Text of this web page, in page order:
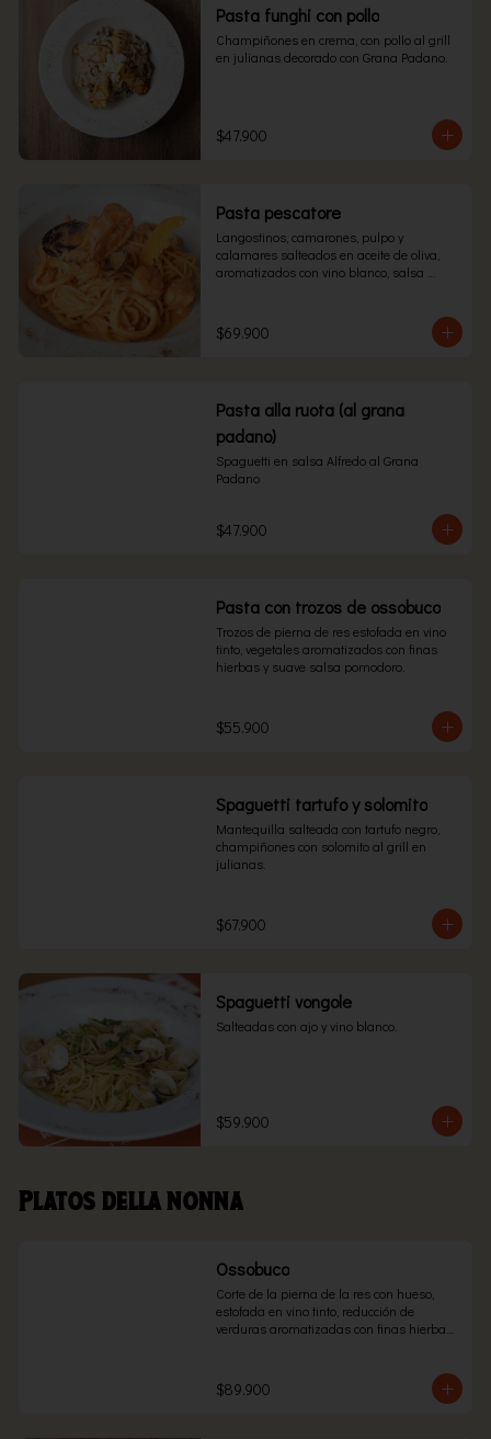
Pasta funghi con pollo
Champiñones en crema, con pollo al grill
en julianas decorado con Grana Padano.
$47.900
Pasta pescatore
Langostinos, camarones, pulpo y
calamares salteados en aceite de oliva,
aromatizados con vino blanco, salsa
$69.900
Pasta alla ruota (al grana
padano)
Spaguetti en salsa Alfredo al Grana
Padano
$47.900
Pasta con trozos de ossobuco
Trozos de pierna de res estofada en vino
tinto, vegetales aromatizados con finas
hierbas y suave salsa pomodoro.
$55.900
Spaguetti tartufo y solomito
Mantequilla salteada con tartufo negro,
champiñones con solomito al grill en
julianas.
$67.900
Spaguetti vongole
Salteadas con ajo y vino blanco.
$59.900
Platos della nonna
Ossobuco
Corte de la pierna de la res con hueso,
estofada en vino tinto, reducción de
verduras aromatizadas con finas hierbas,
$89.900